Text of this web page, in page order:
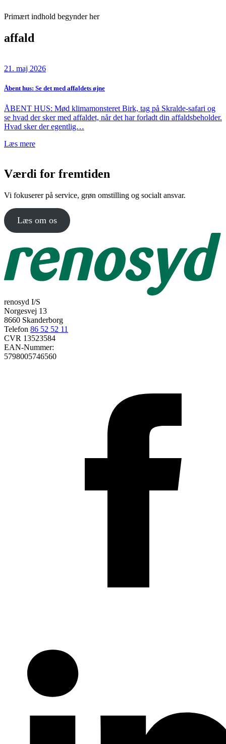
Primært indhold begynder her
affald
21. maj 2026
Åbent hus: Se det med affaldets øjne
ÅBENT HUS: Mød klimamonsteret Birk, tag på Skralde-safari og
se hvad der sker med affaldet, når det har forladt din affaldsbeholder.
Hvad sker der egentlig…
Læs mere
Værdi for fremtiden
Vi fokuserer på service, grøn omstilling og socialt ansvar.
Læs om os
renosyd I/S
Norgesvej 13
8660 Skanderborg
Telefon 86 52 52 11
CVR 13523584
EAN-Nummer:
5798005746560